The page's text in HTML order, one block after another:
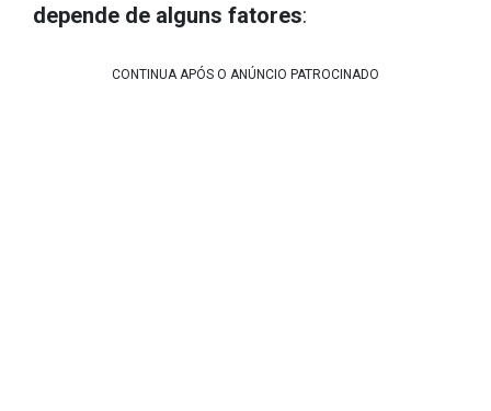
depende de alguns fatores:
CONTINUA APÓS O ANÚNCIO PATROCINADO